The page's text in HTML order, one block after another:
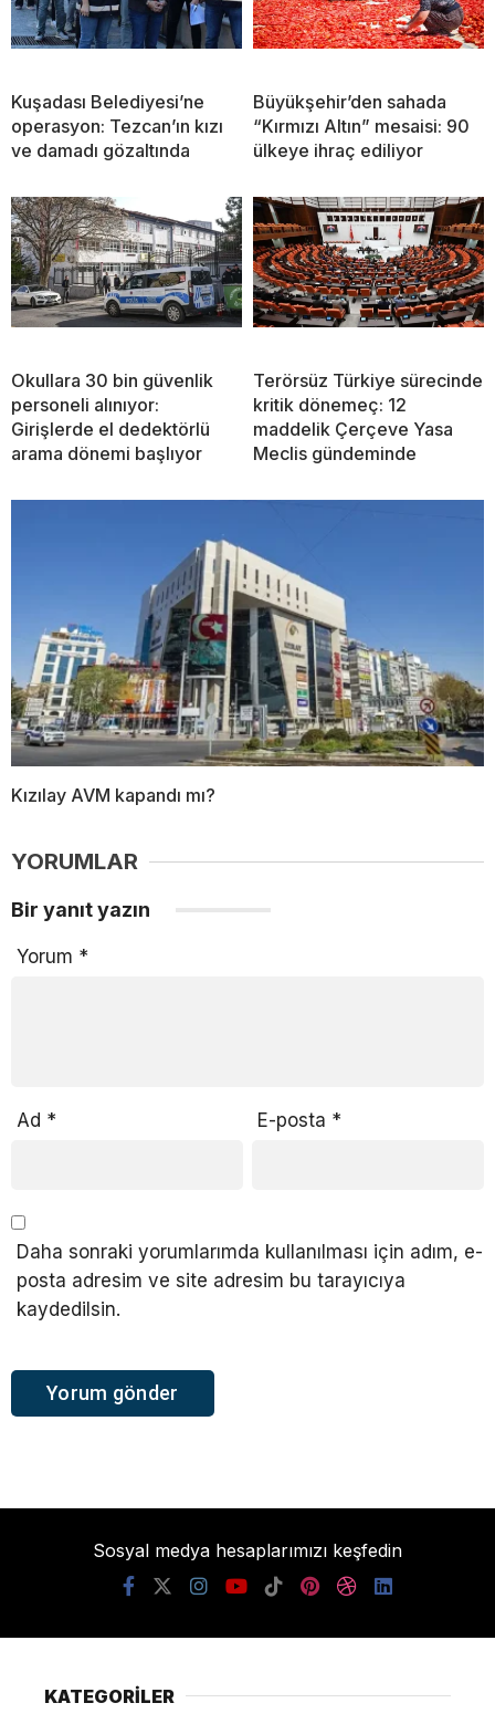
Kuşadası Belediyesi’ne
operasyon: Tezcan’ın kızı
ve damadı gözaltında
Büyükşehir’den sahada
“Kırmızı Altın” mesaisi: 90
ülkeye ihraç ediliyor
Okullara 30 bin güvenlik
personeli alınıyor:
Girişlerde el dedektörlü
arama dönemi başlıyor
Terörsüz Türkiye sürecinde
kritik dönemeç: 12
maddelik Çerçeve Yasa
Meclis gündeminde
Kızılay AVM kapandı mı?
YORUMLAR
Bir yanıt yazın
Yorum *
Ad * E-posta *
Daha sonraki yorumlarımda kullanılması için adım, e-
posta adresim ve site adresim bu tarayıcıya
kaydedilsin.
Sosyal medya hesaplarımızı keşfedin
KATEGORİLER